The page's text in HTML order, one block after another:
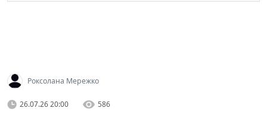
Роксолана Мережко
26.07.26 20:00 586